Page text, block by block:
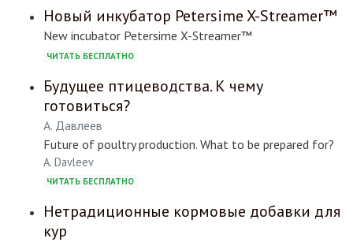
Новый инкубатор Petersime X-Streamer™
New incubator Petersime X-Streamer™
ЧИТАТЬ БЕСПЛАТНО
Будущее птицеводства. К чему
готовиться?
А. Давлеев
Future of poultry production. What to be prepared for?
A. Davleev
ЧИТАТЬ БЕСПЛАТНО
Нетрадиционные кормовые добавки для
кур